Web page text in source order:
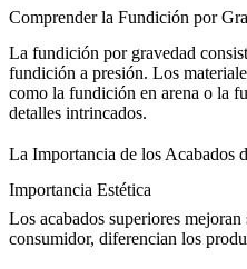
Comprender la Fundición por
La fundición por gravedad
fundición a presión. Los
como la fundición en arena o la
detalles intrincados.
La Importancia de los Acabados
Importancia Estética
Los acabados superiores
consumidor, diferencian los